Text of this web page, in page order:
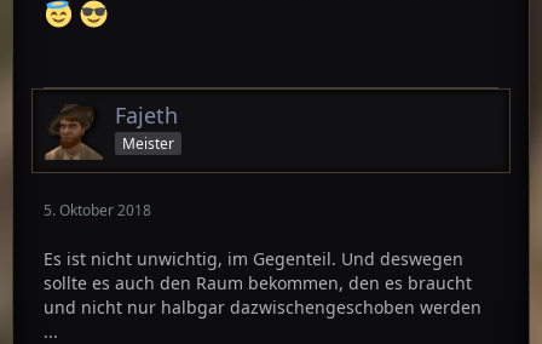
Fajeth
Meister
5. Oktober 2018
Es ist nicht unwichtig, im Gegenteil. Und deswegen
sollte es auch den Raum bekommen, den es braucht
und nicht nur halbgar dazwischengeschoben werden
...